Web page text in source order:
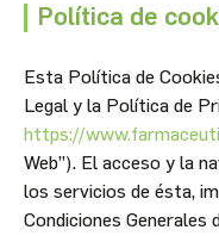
Política de
Esta Política de
Legal y la Política de
https://
Web”). El acceso y la
los servicios de ésta,
Condiciones Generales